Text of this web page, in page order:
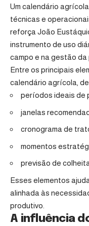
Um calendário
técnicas e
reforça João
instrumento de uso
campo e na gestão
Entre os principais
calendário agrícola,
períodos ideais de
janelas
cronograma de
momentos
previsão de
Esses elementos
alinhada às
produtivo.
A influência